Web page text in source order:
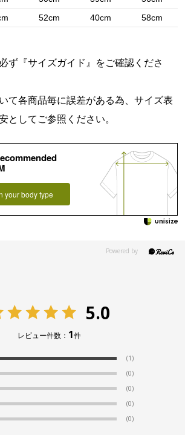
52cm 40cm 58cm
ず『サイズガイド 』をご確認くださ
て各商品毎に誤差がある為、サイズ表
としてご参照ください。
your body type
5.0
レビュー件数： 1件
(1)
(0)
(0)
(0)
(0)